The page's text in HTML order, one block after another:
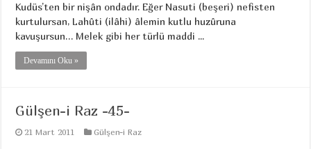
Kudüs’ten bir nişân ondadır. Eğer Nasuti (beşeri) nefisten
kurtulursan, Lahûti (ilâhi) âlemin kutlu huzûruna
kavuşursun… Melek gibi her türlü maddi ...
Devamını Oku »
Gülşen-i Raz -45-
21 Mart 2011 Gülşen-i Raz